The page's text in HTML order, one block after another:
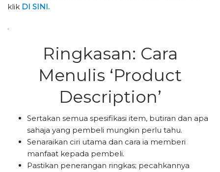
klik DI SINI.
.
Ringkasan: Cara
Menulis ‘Product
Description’
Sertakan semua spesifikasi item, butiran dan apa
sahaja yang pembeli mungkin perlu tahu.
Senaraikan ciri utama dan cara ia memberi
manfaat kepada pembeli.
Pastikan penerangan ringkas; pecahkannya